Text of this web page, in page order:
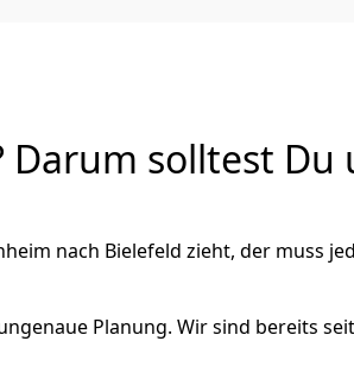
Darum solltest Du
nach Bielefeld zieht, der muss
Planung. Wir sind bereits seit